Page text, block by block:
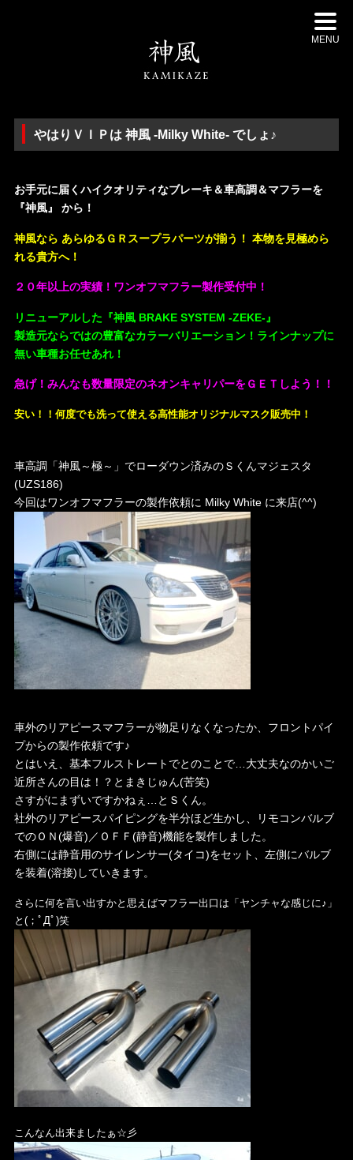
MENU
やはりＶＩＰは 神風 -Milky White- でしょ♪
お手元に届くハイクオリティなブレーキ＆車高調＆マフラーを
『神風』 から！
神風なら あらゆるＧＲスープラパーツが揃う！ 本物を見極めら
れる貴方へ！
２０年以上の実績！ワンオフマフラー製作受付中！
リニューアルした『神風 BRAKE SYSTEM -ZEKE-』
製造元ならではの豊富なカラーバリエーション！ラインナップに
無い車種お任せあれ！
急げ！みんなも数量限定のネオンキャリパーをＧＥＴしよう！！
安い！！何度でも洗って使える高性能オリジナルマスク販売中！
車高調「神風～極～」でローダウン済みのＳくんマジェスタ
(UZS186)
今回はワンオフマフラーの製作依頼に Milky White に来店(^^)
車外のリアピースマフラーが物足りなくなったか、フロントパイ
プからの製作依頼です♪
とはいえ、基本フルストレートでとのことで…大丈夫なのかいご
近所さんの目は！？とまきじゅん(苦笑)
さすがにまずいですかねぇ…とＳくん。
社外のリアピースパイピングを半分ほど生かし、リモコンバルブ
でのＯＮ(爆音)／ＯＦＦ(静音)機能を製作しました。
右側には静音用のサイレンサー(タイコ)をセット、左側にバルブ
を装着(溶接)していきます。
さらに何を言い出すかと思えばマフラー出口は「ヤンチャな感じに♪」
と(；ﾟДﾟ)笑
こんなん出来ましたぁ☆彡